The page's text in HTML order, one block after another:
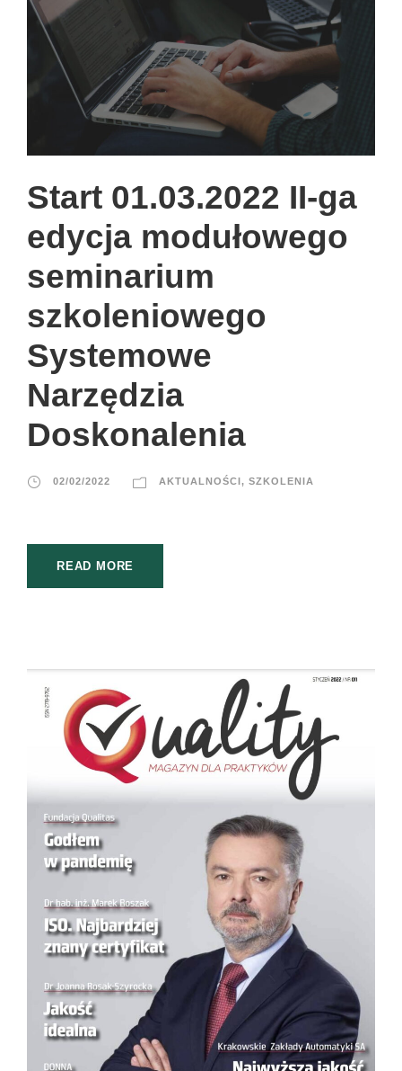
Start 01.03.2022 II-ga
edycja modułowego
seminarium
szkoleniowego
Systemowe
Narzędzia
Doskonalenia
02/02/2022 AKTUALNOŚCI, SZKOLENIA
READ MORE